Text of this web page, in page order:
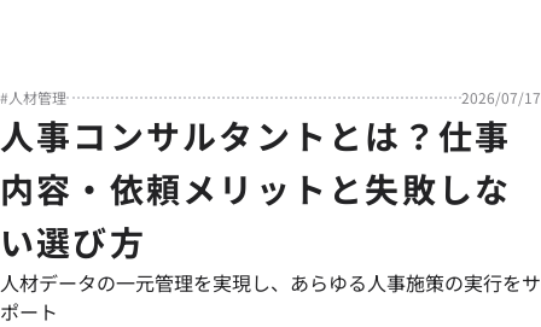
#人材管理 2026/07/17
人事コンサルタントとは？仕事
内容・依頼メリットと失敗しな
い選び方
人材データの一元管理を実現し、あらゆる人事施策の実行をサ
ポート